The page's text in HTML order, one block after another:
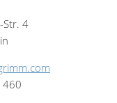
Str. 4